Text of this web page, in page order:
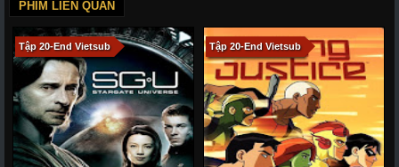
PHIM LIÊN QUAN
Tập 20-End Vietsub Tập 20-End Vietsub